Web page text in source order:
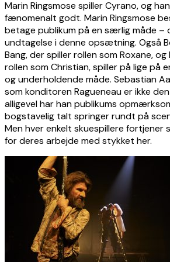
Marin Ringsmose spiller Cyrano, og
fænomenalt godt. Marin Ringsmose
betage publikum på en særlig måde –
undtagelse i denne opsætning. Også
Bang, der spiller rollen som Roxane, og
rollen som Christian, spiller på lige på
og underholdende måde. Sebastian
som konditoren Ragueneau er ikke
alligevel har han publikums
bogstavelig talt springer rundt på
Men hver enkelt skuespillere fortjener
for deres arbejde med stykket her.